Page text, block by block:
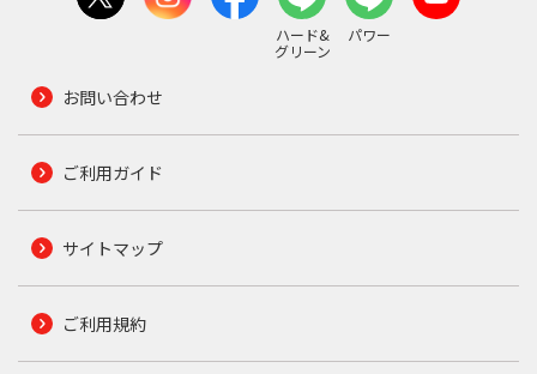
ハード&
グリーン
パワー
お問い合わせ
ご利用ガイド
サイトマップ
ご利用規約